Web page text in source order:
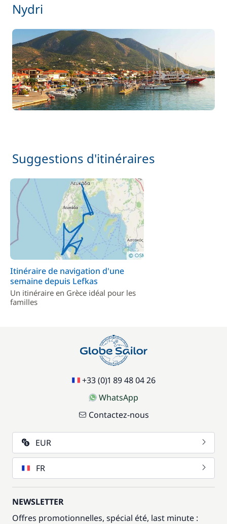
Nydri
Suggestions d'itinéraires
Itinéraire de navigation d'une
semaine depuis Lefkas
Un itinéraire en Grèce idéal pour les
familles
+33 (0)1 89 48 04 26
WhatsApp
Contactez-nous
EUR
FR
NEWSLETTER
Offres promotionnelles, spécial été, last minute :